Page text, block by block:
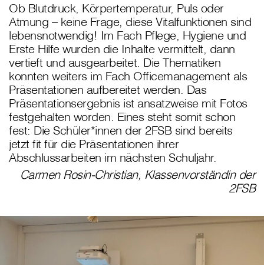
Ob Blutdruck, Körpertemperatur, Puls oder
Atmung – keine Frage, diese Vitalfunktionen sind
lebensnotwendig! Im Fach Pflege, Hygiene und
Erste Hilfe wurden die Inhalte vermittelt, dann
vertieft und ausgearbeitet. Die Thematiken
konnten weiters im Fach Officemanagement als
Präsentationen aufbereitet werden. Das
Präsentationsergebnis ist ansatzweise mit Fotos
festgehalten worden. Eines steht somit schon
fest: Die Schüler*innen der 2FSB sind bereits
jetzt fit für die Präsentationen ihrer
Abschlussarbeiten im nächsten Schuljahr.
Carmen Rosin-Christian, Klassenvorständin der
2FSB